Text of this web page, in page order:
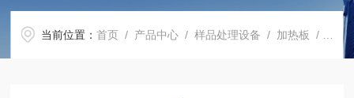
当前位置：首页 / 产品中心 /样品处理设备 / 加热板 / JBQ-3B磁力搅拌机